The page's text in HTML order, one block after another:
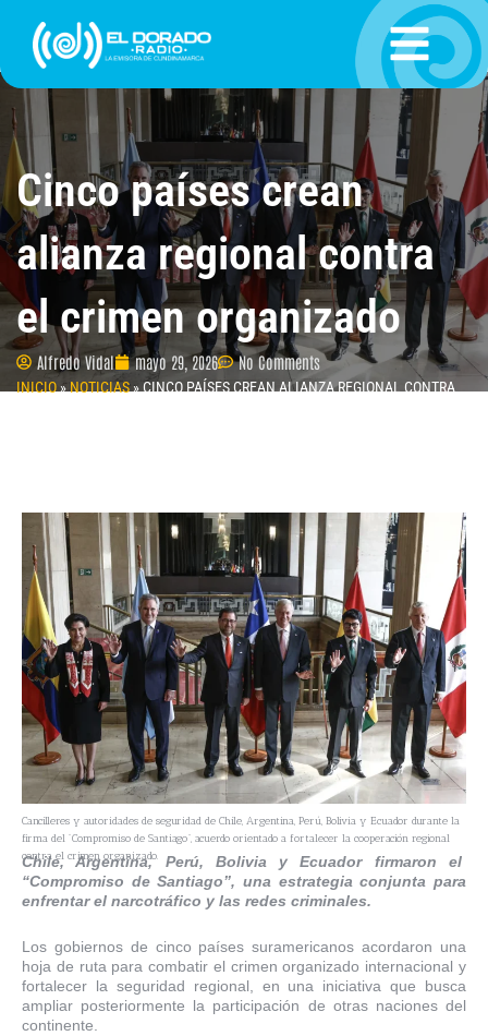
contenido
Cinco países crean
alianza regional contra
el crimen organizado
Alfredo Vidal mayo 29, 2026 No Comments
INICIO»NOTICIAS»CINCO PAÍSES CREAN ALIANZA REGIONAL CONTRA
Cancilleres y autoridades de seguridad de Chile, Argentina, Perú, Bolivia y Ecuador durante la
firma del “Compromiso de Santiago”, acuerdo orientado a fortalecer la cooperación regional
contra el crimen organizado.
Chile, Argentina, Perú, Bolivia y Ecuador firmaron el
“Compromiso de Santiago”, una estrategia conjunta para
enfrentar el narcotráfico y las redes criminales.
Los gobiernos de cinco países suramericanos acordaron una
hoja de ruta para combatir el crimen organizado internacional y
fortalecer la seguridad regional, en una iniciativa que busca
ampliar posteriormente la participación de otras naciones del
continente.